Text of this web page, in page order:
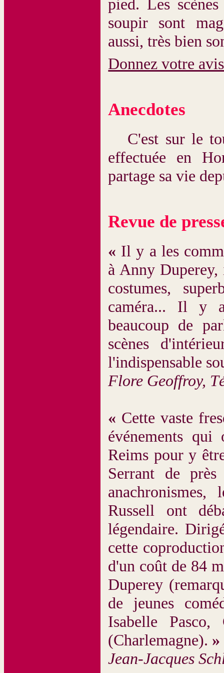
pied. Les
soupir sont
aussi, très bien
Donnez votre avis
Anecdotes
C'est sur le
effectuée en
partage sa vie
Revue de
« Il y a les
à Anny
costumes,
caméra... Il y a
beaucoup de
scènes
l'indispensable
Flore Geoffroy,
« Cette vaste
événements
Reims pour y
Serrant de
Russell ont
légendaire.
cette
d'un coût de 84
Duperey
de jeunes
Isabelle
(Charlemagne). »
Jean-Jacques